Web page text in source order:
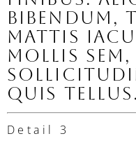
bibendum,
mattis
mollis
quis tellus.
Detail 3